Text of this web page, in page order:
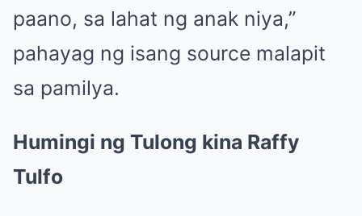
paano, sa lahat ng anak niya,”
pahayag ng isang source malapit
sa pamilya.
Humingi ng Tulong kina Raffy
Tulfo